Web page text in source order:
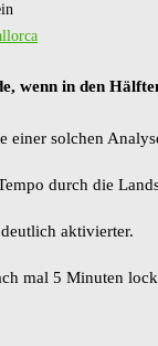
wenn in den
einer solchen
durch die
aktivierter.
mal 5 Minuten